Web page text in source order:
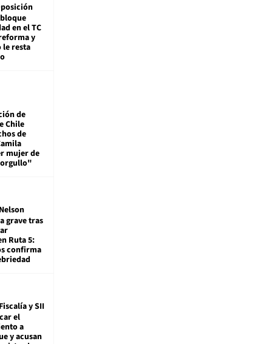
en el TC
y
resta
de
Chile
de
mujer de
Nelson
grave tras
Ruta 5:
confirma
Fiscalía y SII
el
a
y acusan